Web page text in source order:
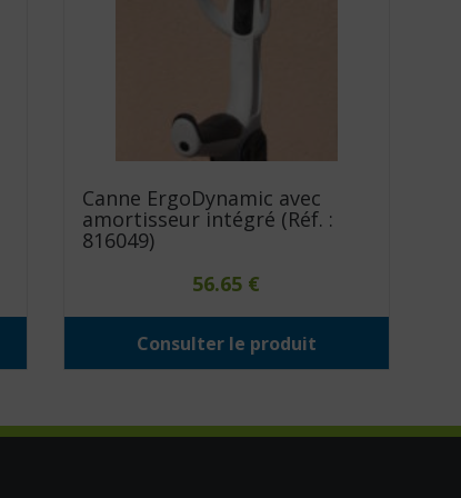
Canne ErgoDynamic avec
amortisseur intégré (Réf. :
816049)
56.65 €
Consulter le produit